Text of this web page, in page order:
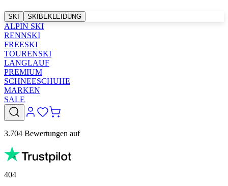
SKI SKIBEKLEIDUNG
ALPIN SKI
RENNSKI
FREESKI
TOURENSKI
LANGLAUF
PREMIUM
SCHNEESCHUHE
MARKEN
SALE
3.704 Bewertungen auf
404